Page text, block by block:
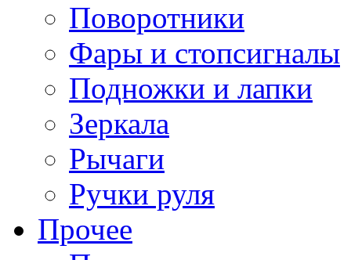
Поворотники
Фары и стопсигналы
Подножки и лапки
Зеркала
Рычаги
Ручки руля
Прочее